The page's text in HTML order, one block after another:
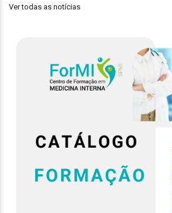
Ver todas as notícias